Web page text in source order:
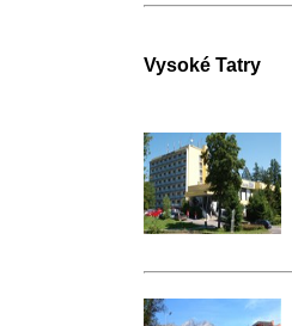
Vysoké Tatry